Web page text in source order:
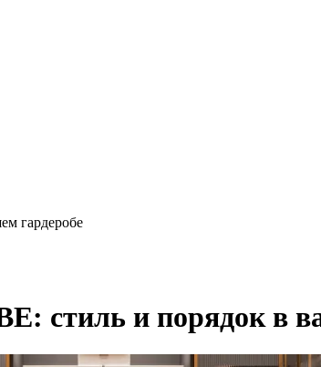
гардеробе
стиль и порядок в